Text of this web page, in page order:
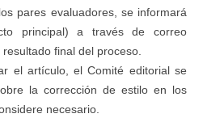
pares evaluadores, se informará
principal) a través de correo
final del proceso.
el artículo, el Comité editorial se
la corrección de estilo en los
necesario.